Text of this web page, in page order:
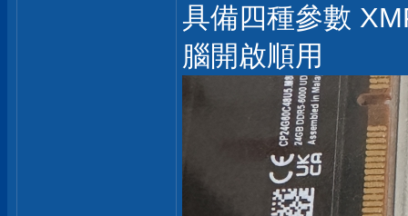
具備四種參數
腦開啟順用